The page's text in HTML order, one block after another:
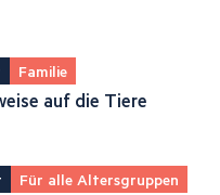
Familie
auf die Tiere
Für alle Altersgruppen